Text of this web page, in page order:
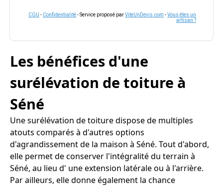
CGU - Confidentialité- Service proposé parViteUnDevis.com -Vous êtes un
artisan ?
Les bénéfices d'une
surélévation de toiture à
Séné
Une surélévation de toiture dispose de multiples
atouts comparés à d'autres options
d'agrandissement de la maison à Séné. Tout d'abord,
elle permet de conserver l'intégralité du terrain à
Séné, au lieu d' une extension latérale ou à l'arrière.
Par ailleurs, elle donne également la chance